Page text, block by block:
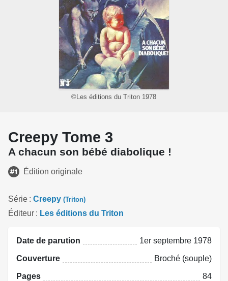
©Les éditions du Triton 1978
Creepy Tome 3
A chacun son bébé diabolique !
Édition originale
Série Creepy (Triton)
Éditeur Les éditions du Triton
Date de parution 1er septembre 1978
Couverture Broché (souple)
Pages 84